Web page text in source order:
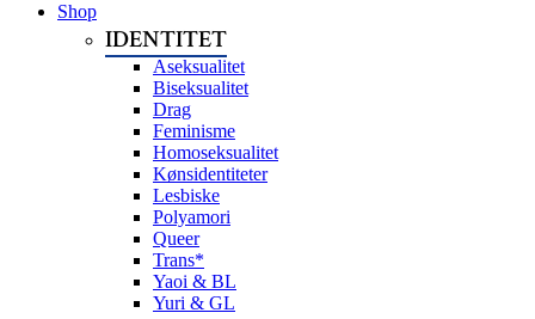
Shop
IDENTITET
Aseksualitet
Biseksualitet
Drag
Feminisme
Homoseksualitet
Kønsidentiteter
Lesbiske
Polyamori
Queer
Trans*
Yaoi & BL
Yuri & GL